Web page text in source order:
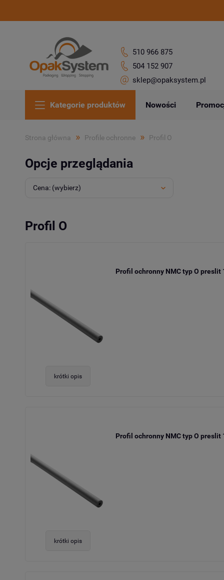
510 966 875
504 152 907
sklep@opaksystem.pl
Kategorie produktów Nowości
Strona główna » Profile ochronne » Profil O
Opcje przeglądania
Cena: (wybierz)
Profil O
Profil ochronny NMC typ O preslit
krótki opis
Profil ochronny NMC typ O preslit
krótki opis